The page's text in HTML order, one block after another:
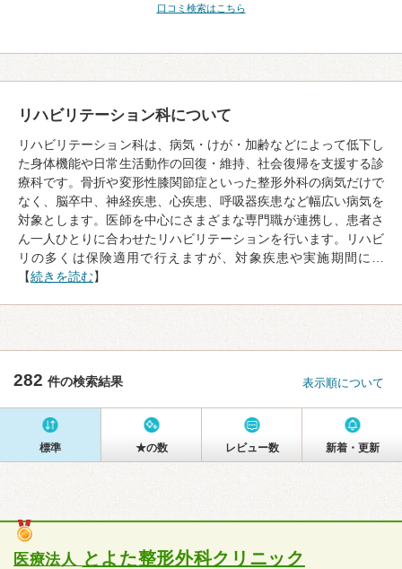
口コミ検索はこちら
リハビリテーション科について
リハビリテーション科は、病気・けが・加齢などによって低下し
た身体機能や日常生活動作の回復・維持、社会復帰を支援する診
療科です。骨折や変形性膝関節症といった整形外科の病気だけで
なく、脳卒中、神経疾患、心疾患、呼吸器疾患など幅広い病気を
対象とします。医師を中心にさまざまな専門職が連携し、患者さ
ん一人ひとりに合わせたリハビリテーションを行います。リハビ
リの多くは保険適用で行えますが、対象疾患や実施期間に…
【続きを読む】
282 件の検索結果 表示順について
標準 ★の数 レビュー数 新着・更新
医療法人 とよた整形外科クリニック